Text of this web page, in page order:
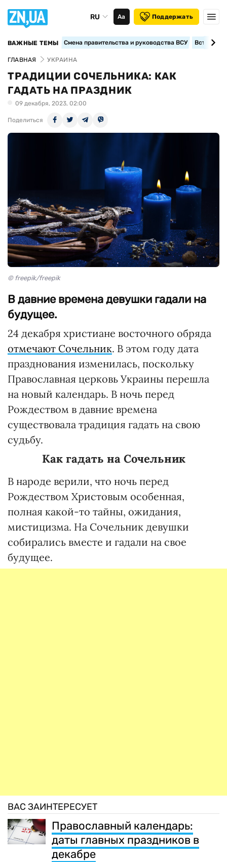
RU Аа Поддержать
ВАЖНЫЕ ТЕМЫ Смена правительства и руководства ВСУ
ГЛАВНАЯ УКРАИНА
ТРАДИЦИИ СОЧЕЛЬНИКА: КАК
ГАДАТЬ НА ПРАЗДНИК
09 декабря, 2023, 02:00
Поделиться
© freepik/freepik
В давние времена девушки гадали на
будущее.
24 декабря христиане восточного обряда
отмечают Сочельник. В этом году дата
празднования изменилась, поскольку
Православная церковь Украины перешла
на новый календарь. В ночь перед
Рождеством в давние времена
существовала традиция гадать на свою
судьбу.
Как гадать на Сочельник
В народе верили, что ночь перед
Рождеством Христовым особенная,
полная какой-то тайны, ожидания,
мистицизма. На Сочельник девушки
собирались вместе и гадали на свое
будущее.
ВАС ЗАИНТЕРЕСУЕТ
Православный календарь:
даты главных праздников в
декабре